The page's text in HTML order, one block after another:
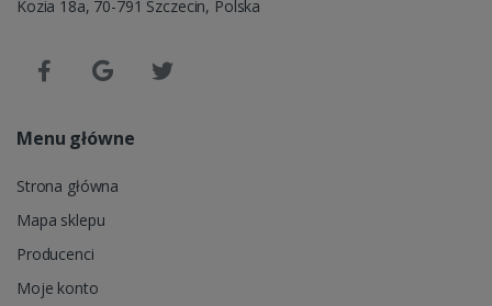
Kozia 18a, 70-791 Szczecin, Polska
Menu główne
Strona główna
Mapa sklepu
Producenci
Moje konto